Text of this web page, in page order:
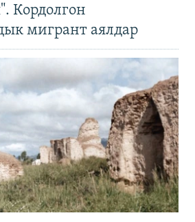
Кордолгон
мигрант аялдар